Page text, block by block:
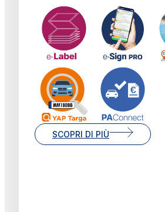
SCOPRI DI PIÙ